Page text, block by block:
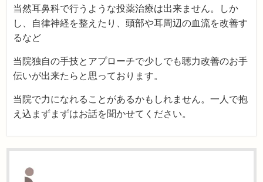
当然耳鼻科で行うような投薬治療は出来ません。しか
し、自律神経を整えたり、頭部や耳周辺の血流を改善す
るなど
当院独自の手技とアプローチで少しでも聴力改善のお手
伝いが出来たらと思っております。
当院で力になれることがあるかもしれません。一人で抱
え込まずまずはお話を聞かせてください。